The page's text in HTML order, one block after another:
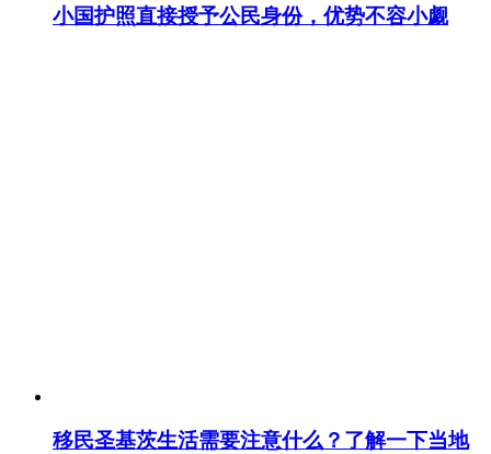
小国护照直接授予公民身份，优势不容小觑
移民圣基茨生活需要注意什么？了解一下当地